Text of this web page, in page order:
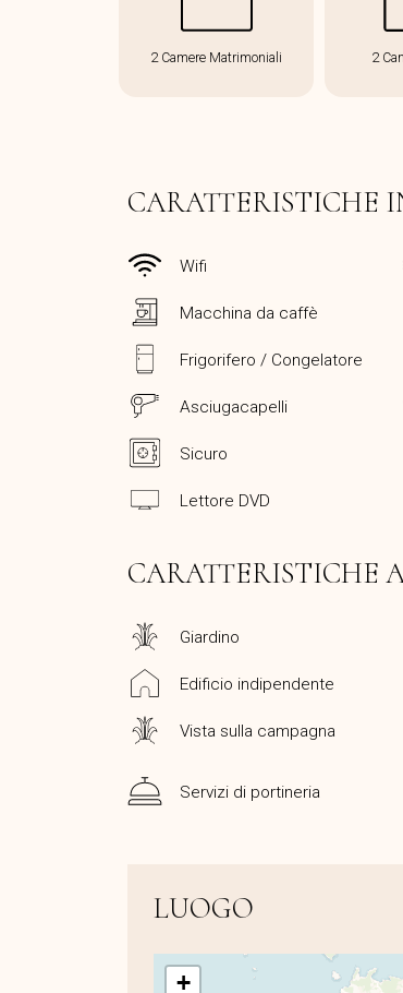
2 Camere Matrimoniali 2
CARATTERISTICHE
Wifi
Macchina da caffè
Frigorifero / Congelatore
Asciugacapelli
Sicuro
Lettore DVD
CARATTERISTICHE
Giardino
Edificio indipendente
Vista sulla campagna
Servizi di portineria
LUOGO
+